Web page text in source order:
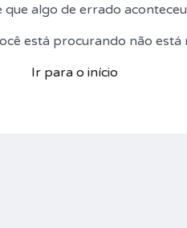
que algo de errado
está procurando não está
Ir para o início